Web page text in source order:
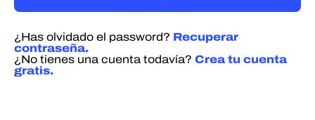
¿Has olvidado el password? Recuperar
contraseña.
¿No tienes una cuenta todavía? Crea tu cuenta
gratis.